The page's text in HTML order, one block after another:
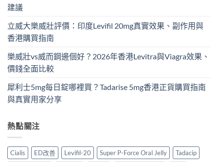
建議
立威大樂威壯評價：印度Levifil 20mg真實效果、副作用與
香港購買指南
樂威壯vs威而鋼邊個好？2026年香港Levitra與Viagra效果、
價錢全面比較
犀利士5mg每日錠哪裡買？Tadarise 5mg香港正貨購買指南
與真實用家分享
熱點關注
Cialis ED改善 Levifil-20 Super P-Force Oral Jelly
Tadacip